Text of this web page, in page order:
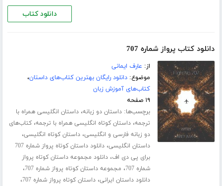
دانلود کتاب
دانلود کتاب پرواز شماره 707
از: عارف ایمانی
موضوع:دانلود رایگان بهترین کتاب‌های داستان،
کتاب‌های آموزش زبان
۱۹ صفحه
برچسب‌ها:داستان دو زبانه،داستان انگلیسی همراه با
ترجمه،داستان کوتاه انگلیسی همراه با ترجمه،کتاب‌های
دو زبانه فارسی و انگلیسی،داستان کوتاه انگلیسی،
داستان انگلیسی،
دانلود داستان کوتاه پرواز شماره 707
برای پی دی اف،دانلود مجموعه داستان کوتاه پرواز
شماره 707
، مجموعه داستان کوتاه پرواز شماره 707 ،
دانلود داستان ایرانی،داستان کوتاه پرواز شماره 707 ،